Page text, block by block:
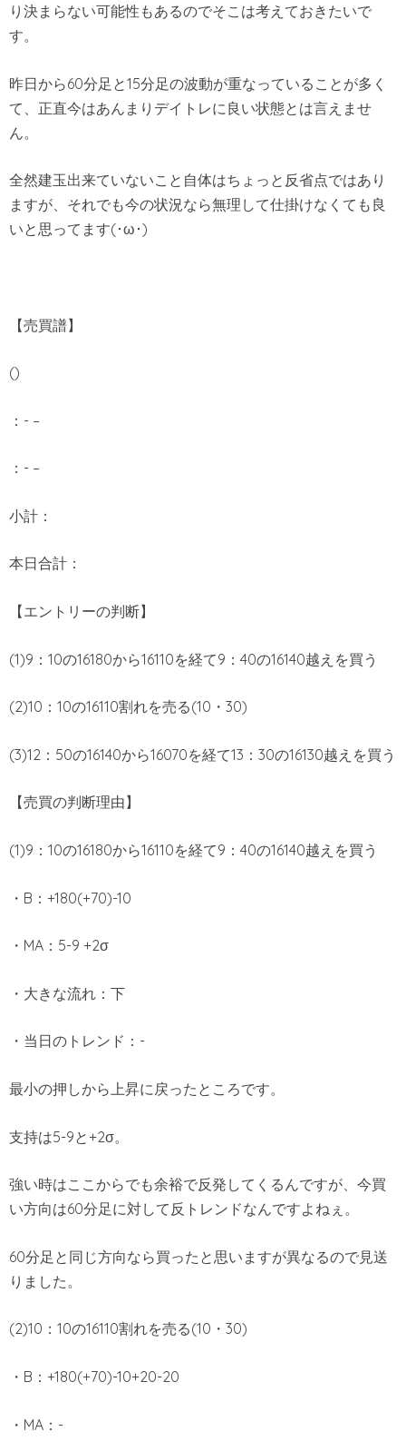
り決まらない可能性もあるのでそこは考えておきたいで
す。
昨日から60分足と15分足の波動が重なっていることが多く
て、正直今はあんまりデイトレに良い状態とは言えませ
ん。
全然建玉出来ていないこと自体はちょっと反省点ではあり
ますが、それでも今の状況なら無理して仕掛けなくても良
いと思ってます(･ω･)
【売買譜】
()
：- –
：- –
小計：
本日合計：
【エントリーの判断】
(1)9：10の16180から16110を経て9：40の16140越えを買う
(2)10：10の16110割れを売る(10・30)
(3)12：50の16140から16070を経て13：30の16130越えを買う
【売買の判断理由】
(1)9：10の16180から16110を経て9：40の16140越えを買う
・B：+180(+70)-10
・MA：5-9 +2σ
・大きな流れ：下
・当日のトレンド：-
最小の押しから上昇に戻ったところです。
支持は5-9と+2σ。
強い時はここからでも余裕で反発してくるんですが、今買
い方向は60分足に対して反トレンドなんですよねぇ。
60分足と同じ方向なら買ったと思いますが異なるので見送
りました。
(2)10：10の16110割れを売る(10・30)
・B：+180(+70)-10+20-20
・MA：-